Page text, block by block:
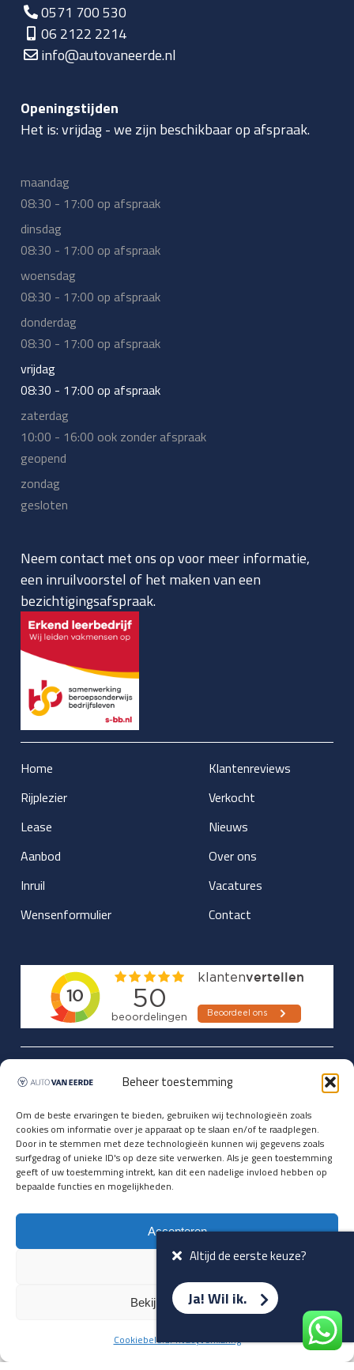
Beheer toestemming
Om de beste ervaringen te bieden, gebruiken wij technologieën zoals
cookies om informatie over je apparaat op te slaan en/of te raadplegen.
Door in te stemmen met deze technologieën kunnen wij gegevens zoals
surfgedrag of unieke ID's op deze site verwerken. Als je geen toestemming
geeft of uw toestemming intrekt, kan dit een nadelige invloed hebben op
bepaalde functies en mogelijkheden.
Accepteren
Bekijk voorkeuren
CookiebeleidPrivacyverklaring
Terug naar overzicht
0571 700 530
06 2122 2214
info@autovaneerde.nl
Openingstijden
Het is:vrijdag-we zijn beschikbaar op afspraak.
maandag
08:30 - 17:00 op afspraak
dinsdag
08:30 - 17:00 op afspraak
woensdag
08:30 - 17:00 op afspraak
donderdag
08:30 - 17:00 op afspraak
vrijdag
08:30 - 17:00 op afspraak
zaterdag
10:00 - 16:00 ook zonder afspraak
geopend
zondag
gesloten
Neem contact met ons op voor meer informatie,
een inruilvoorstel of het maken van een
bezichtigingsafspraak.
Home
Rijplezier
Lease
Aanbod
Inruil
Wensenformulier
Klantenreviews
Verkocht
Nieuws
Over ons
Vacatures
Contact
Updates over nieuwbinnen-komers
vóórdat ze op de portals staan?
Registreer je hier.
E-mailadres *
Altijd de eerste keuze?
Ja! Wil ik.